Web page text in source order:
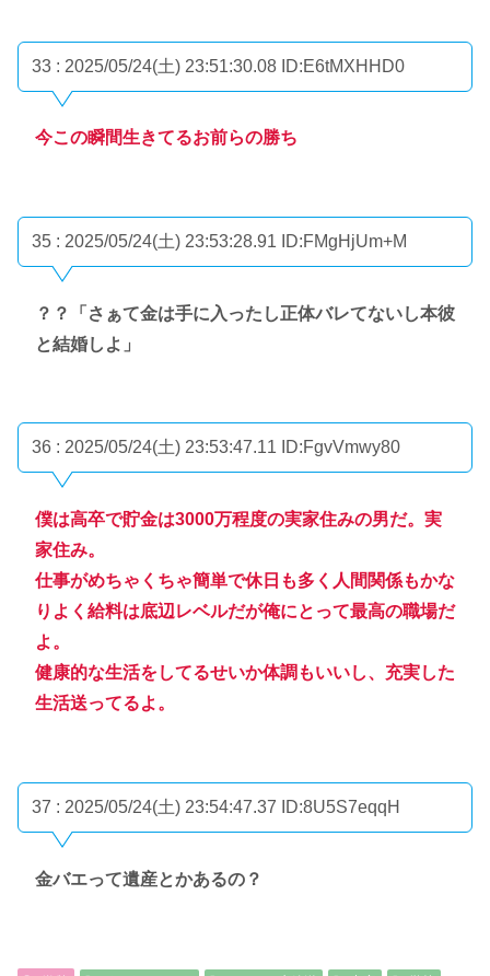
33 : 2025/05/24(土) 23:51:30.08 ID:E6tMXHHD0
今この瞬間生きてるお前らの勝ち
35 : 2025/05/24(土) 23:53:28.91 ID:FMgHjUm+M
？？「さぁて金は手に入ったし正体バレてないし本彼
と結婚しよ」
36 : 2025/05/24(土) 23:53:47.11 ID:FgvVmwy80
僕は高卒で貯金は3000万程度の実家住みの男だ。実
家住み。
仕事がめちゃくちゃ簡単で休日も多く人間関係もかな
りよく給料は底辺レベルだが俺にとって最高の職場だ
よ。
健康的な生活をしてるせいか体調もいいし、充実した
生活送ってるよ。
37 : 2025/05/24(土) 23:54:47.37 ID:8U5S7eqqH
金バエって遺産とかあるの？